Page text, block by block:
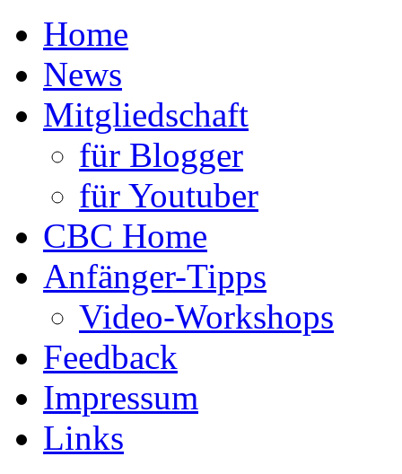
Home
News
Mitgliedschaft
für Blogger
für Youtuber
CBC Home
Anfänger-Tipps
Video-Workshops
Feedback
Impressum
Links